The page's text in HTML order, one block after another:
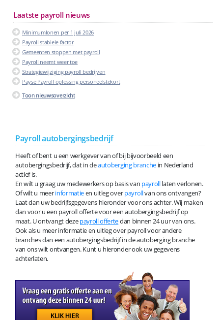
Laatste payroll nieuws
Minimumlonen per 1 juli 2026
Payroll stabiele factor
Gemeenten stoppen met payroll
Payroll neemt weer toe
Strategiewijziging payroll bedrijven
Payse Payroll oplossing personeelstekort
Toon nieuwsoverzicht
Payroll autobergingsbedrijf
Heeft of bent u een werkgever van of bij bijvoorbeeld een
autobergingsbedrijf, dat in deautoberging branche in Nederland
actief is.
En wilt u graag uw medewerkers op basis van payrolllaten verlonen.
Of wilt u meerinformatieen uitleg overpayrollvan ons ontvangen?
Laat dan uw bedrijfsgegevens hieronder voor ons achter. Wij maken
dan voor u een payroll offerte voor een autobergingsbedrijf op
maat. U ontvangt dezepayroll offertedan binnen 24 uur van ons.
Ook als u meer informatie en uitleg over payroll voor andere
branches dan een autobergingsbedrijf in de autoberging branche
van ons wilt ontvangen. Kunt u hieronder ook uw gegevens
achterlaten.